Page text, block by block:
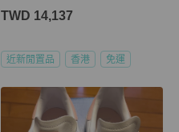
TWD 14,137
近新閒置品 香港 免運